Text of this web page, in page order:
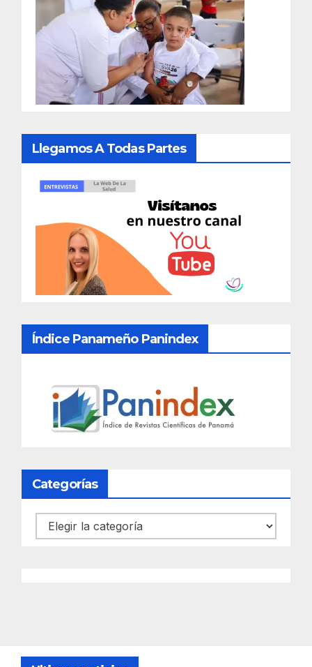
Llegamos A Todas Partes
Índice Panameño Panindex
Categorías
Categorías